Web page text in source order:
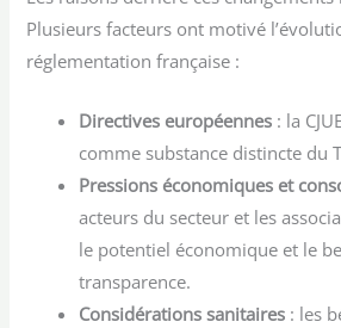
Plusieurs facteurs ont motivé
réglementation française :
Directives européennes : la
comme substance distincte du
Pressions économiques et
acteurs du secteur et les
le potentiel économique et le
transparence.
Considérations sanitaires : les